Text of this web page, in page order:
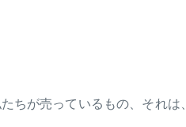
ちが売っているもの、それ